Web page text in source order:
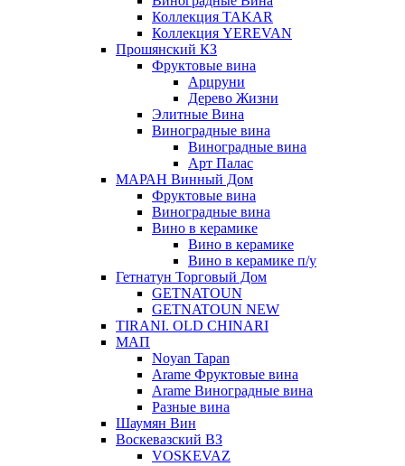
Коллекция TAKAR
Коллекция YEREVAN
Прошянский КЗ
Фруктовые вина
Арцруни
Дерево Жизни
Элитные Вина
Виноградные вина
Виноградные вина
Арт Палас
МАРАН Винный Дом
Фруктовые вина
Виноградные вина
Вино в керамике
Вино в керамике
Вино в керамике п/у
Гетнатун Торговый Дом
GETNATOUN
GETNATOUN NEW
TIRANI. OLD CHINARI
МАП
Noyan Tapan
Arame Фруктовые вина
Arame Виноградные вина
Разные вина
Шаумян Вин
Воскевазский ВЗ
VOSKEVAZ